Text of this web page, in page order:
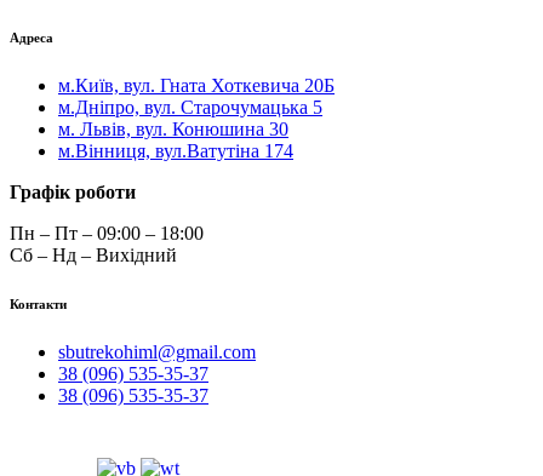
Адреса
м.Київ, вул. Гната Хоткевича 20Б
м.Дніпро, вул. Старочумацька 5
м. Львів, вул. Конюшина 30
м.Вінниця, вул.Ватутіна 174
Графік роботи
Пн – Пт – 09:00 – 18:00
Сб – Нд – Вихідний
Контакти
sbutrekohiml@gmail.com
38 (096) 535-35-37
38 (096) 535-35-37